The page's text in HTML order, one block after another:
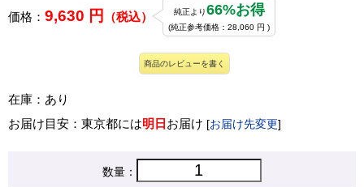
価格： 9,630 円 （税込） 純正より66%お得
(純正参考価格：28,060 円 )
商品のレビューを書く
在庫：あり
お届け目安：東京都には明日 お届け [お届け先変更]
数量：